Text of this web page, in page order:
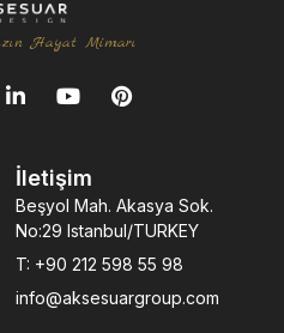
Hayat Mimarı
L
e
d
i
n
-
i
n
Y
u
b
e
P
r
e
s
t
İletişim
Beşyol Mah. Akasya Sok.
No:29 Istanbul/TURKEY
T: +90 212 598 55 98
info@aksesuargroup.com